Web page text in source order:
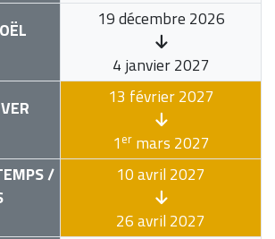
19 décembre 2026
4 janvier 2027
13 février 2027
1ermars 2027
/
10 avril 2027
26 avril 2027